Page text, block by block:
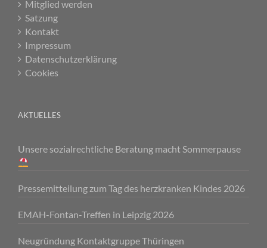
Mitglied werden
Satzung
Kontakt
Impressum
Datenschutzerklärung
Cookies
AKTUELLES
Unsere sozialrechtliche Beratung macht Sommerpause
Pressemitteilung zum Tag des herzkranken Kindes 2026
EMAH-Fontan-Treffen in Leipzig 2026
Neugründung Kontaktgruppe Thüringen